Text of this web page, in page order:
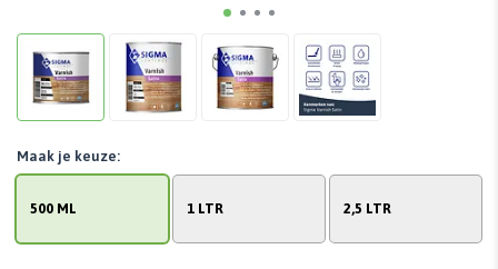
500 ML 1 LTR 2,5 LTR
Maak je keuze: